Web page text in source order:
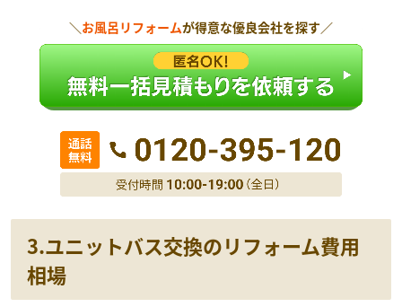
＼お風呂リフォームが得意な優良会社を探す／
3.ユニットバス交換のリフォーム費用
相場